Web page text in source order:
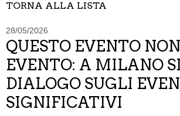
TORNA ALLA LISTA
28/05/2026
QUESTO EVENTO
EVENTO: A MILANO
DIALOGO SUGLI
SIGNIFICATIVI